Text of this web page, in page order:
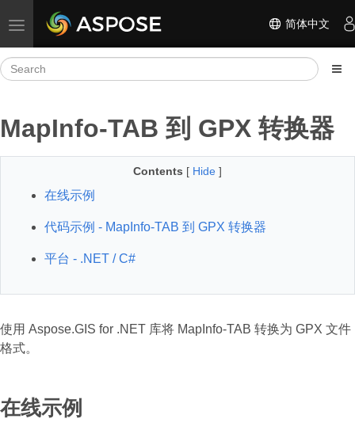
Toggle navigation 简体中文
MapInfo-TAB 到 GPX 转换器
Contents [ Hide ]
在线示例
代码示例 - MapInfo-TAB 到 GPX 转换器
平台 - .NET / C#
使用 Aspose.GIS for .NET 库将 MapInfo-TAB 转换为 GPX 文件
格式。
在线示例